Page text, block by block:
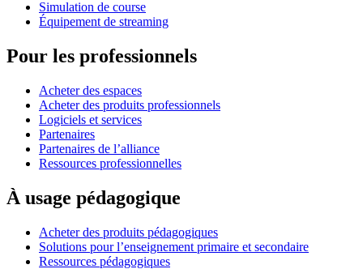
Simulation de course
Équipement de streaming
Pour les professionnels
Acheter des espaces
Acheter des produits professionnels
Logiciels et services
Partenaires
Partenaires de l’alliance
Ressources professionnelles
À usage pédagogique
Acheter des produits pédagogiques
Solutions pour l’enseignement primaire et secondaire
Ressources pédagogiques